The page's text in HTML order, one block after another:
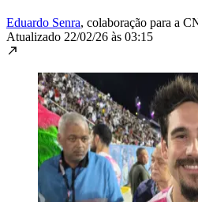
Eduardo Senra, colaboração para a
Atualizado 22/02/26 às 03:15